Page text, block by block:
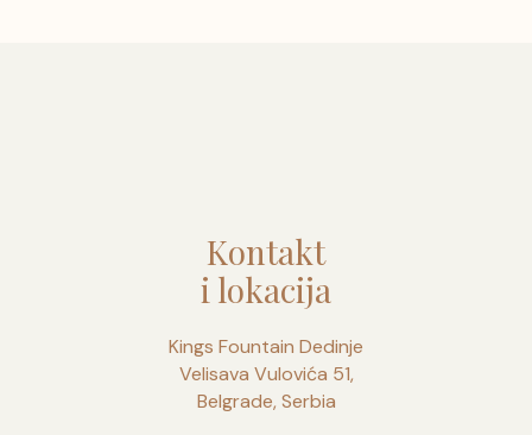
Kontakt
i lokacija
Kings Fountain Dedinje
Velisava Vulovića 51,
Belgrade, Serbia